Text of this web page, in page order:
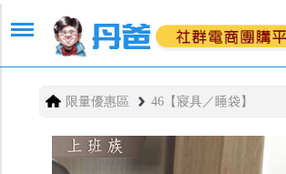
限量優惠區 46【寢具／睡袋】